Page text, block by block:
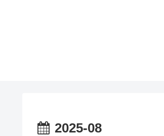
2025-08